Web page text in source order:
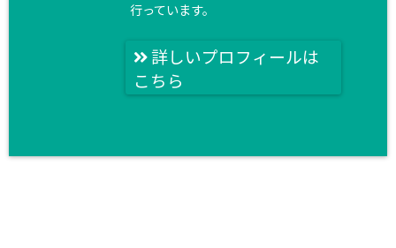
行っています。
詳しいプロフィールは
こちら